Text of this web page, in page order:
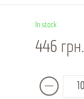
In stock
446 грн.